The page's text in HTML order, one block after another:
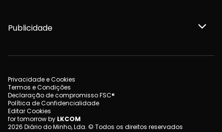
Publicidade
Privacidade e Cookies
Termos e Condições
Declaração de compromisso FSC®
Política de Confidencialidade
Editar Cookies
for tomorrow by LKCOM
2026 Diário do Minho, Lda. © Todos os direitos reservados